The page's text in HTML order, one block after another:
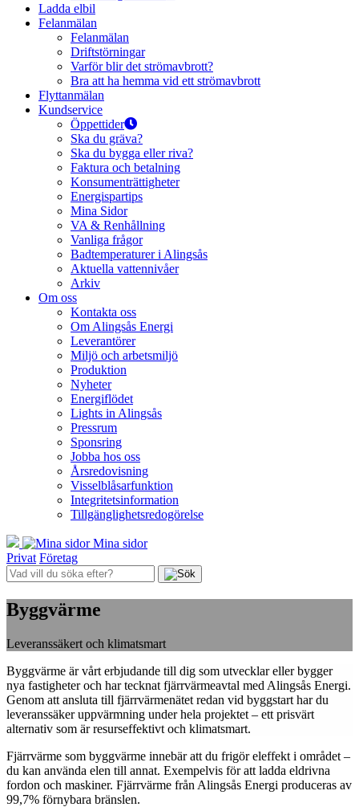
Ladda elbil
Felanmälan
Felanmälan
Driftstörningar
Varför blir det strömavbrott?
Bra att ha hemma vid ett strömavbrott
Flyttanmälan
Kundservice
Öppettider
Ska du gräva?
Ska du bygga eller riva?
Faktura och betalning
Konsumenträttigheter
Energispartips
Mina Sidor
VA & Renhållning
Vanliga frågor
Badtemperaturer i Alingsås
Aktuella vattennivåer
Arkiv
Om oss
Kontakta oss
Om Alingsås Energi
Leverantörer
Miljö och arbetsmiljö
Produktion
Nyheter
Energiflödet
Lights in Alingsås
Pressrum
Sponsring
Jobba hos oss
Årsredovisning
Visselblåsarfunktion
Integritetsinformation
Tillgänglighetsredogörelse
Mina sidor
Privat Företag
Byggvärme
Leveranssäkert och klimatsmart
Byggvärme är vårt erbjudande till dig som utvecklar eller bygger
nya fastigheter och har tecknat fjärrvärmeavtal med Alingsås Energi.
Genom att ansluta till fjärrvärmenätet redan vid byggstart har du
leveranssäker uppvärmning under hela projektet – ett prisvärt
alternativ som är resurseffektivt och klimatsmart.
Fjärrvärme som byggvärme innebär att du frigör eleffekt i området –
du kan använda elen till annat. Exempelvis för att ladda eldrivna
fordon och maskiner. Fjärrvärme från Alingsås Energi produceras av
99,7% förnybara bränslen.